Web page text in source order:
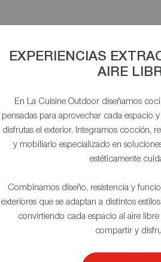
EXPERIENCIAS
AIRE
En La Cuisine Outdoor diseñamos
pensadas para aprovechar cada espacio
disfrutas el exterior. Integramos cocción,
y mobiliario especializado en
estéticamente
Combinamos diseño, resistencia y
exteriores que se adaptan a distintos
convirtiendo cada espacio al aire
compartir y